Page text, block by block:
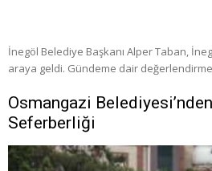
İnegöl Belediye Başkanı Alper Taban,
araya geldi. Gündeme dair
Osmangazi
Seferberliği